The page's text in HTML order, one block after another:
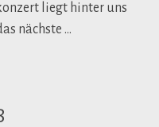
liegt hinter uns
nächste …